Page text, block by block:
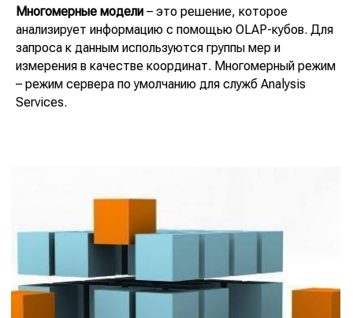
Многомерные модели – это решение, которое
анализирует информацию с помощью OLAP-кубов. Для
запроса к данным используются группы мер и
измерения в качестве координат. Многомерный режим
– режим сервера по умолчанию для служб Analysis
Services.